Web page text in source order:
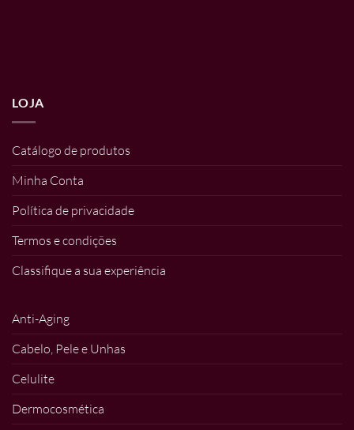
LOJA
Catálogo de produtos
Minha Conta
Política de privacidade
Termos e condições
Classifique a sua experiência
Anti-Aging
Cabelo, Pele e Unhas
Celulite
Dermocosmética